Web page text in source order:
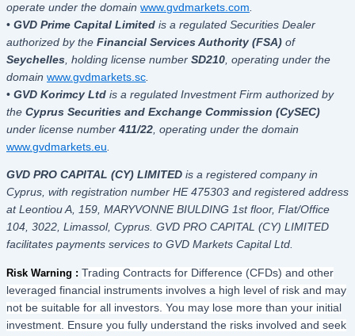
operate under the domain www.gvdmarkets.com
• GVD Prime Capital Limited is a regulated Securities Dealer
authorized by the Financial Services Authority (FSA) of
Seychelles , holding license number SD210 , operating under the
domain www.gvdmarkets.sc
• GVD Korimcy Ltd is a regulated Investment Firm authorized by
the Cyprus Securities and Exchange Commission (CySEC)
under license number 411/22 , operating under the domain
www.gvdmarkets.eu
GVD PRO CAPITAL (CY) LIMITED is a registered company in
Cyprus, with registration number HE 475303 and registered address
at Leontiou A, 159, MARYVONNE BIULDING 1st floor, Flat/Office
104, 3022, Limassol, Cyprus. GVD PRO CAPITAL (CY) LIMITED
facilitates payments services to GVD Markets Capital Ltd.
Risk Warning : Trading Contracts for Difference (CFDs) and other
leveraged financial instruments involves a high level of risk and may
not be suitable for all investors. You may lose more than your initial
investment. Ensure you fully understand the risks involved and seek